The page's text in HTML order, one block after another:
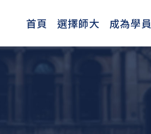
首頁 選擇師大 成為學員